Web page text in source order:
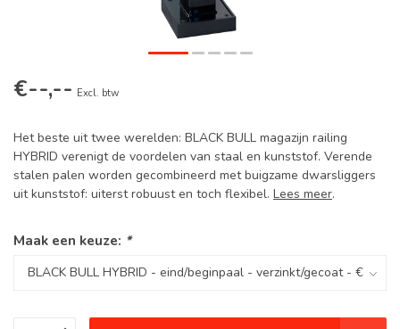
€--,-- Excl. btw
Het beste uit twee werelden: BLACK BULL magazijn railing
HYBRID verenigt de voordelen van staal en kunststof. Verende
stalen palen worden gecombineerd met buigzame dwarsliggers
uit kunststof: uiterst robuust en toch flexibel. Lees meer.
Maak een keuze: *